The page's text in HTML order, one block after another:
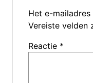
Het e-
Vereiste velden
Reactie *